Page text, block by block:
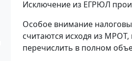
Исключение из ЕГРЮЛ
Особое внимание
считаются исходя из
перечислить в полном